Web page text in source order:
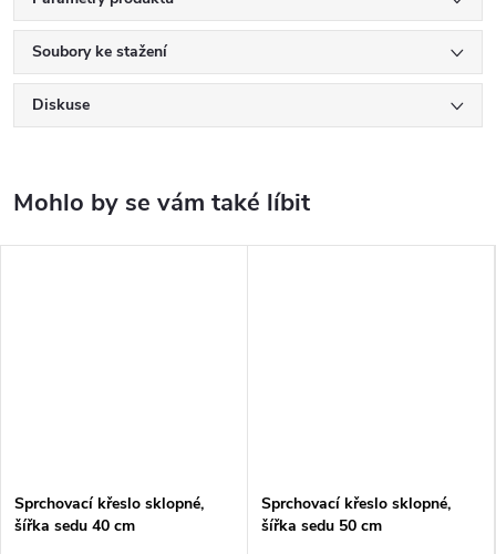
Soubory ke stažení
Diskuse
Sprchovací křeslo sklopné,
šířka sedu 40 cm
Sprchovací křeslo sklopné,
šířka sedu 50 cm